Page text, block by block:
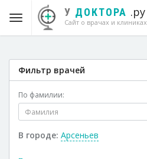
У ДОКТОРА .ру
Сайт о врачах и клиниках
Фильтр врачей
По фамилии:
В городе: Арсеньев